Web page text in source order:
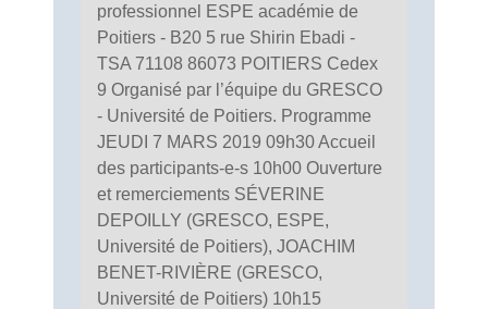
professionnel ESPE académie de
Poitiers - B20 5 rue Shirin Ebadi -
TSA 71108 86073 POITIERS Cedex
9 Organisé par l’équipe du GRESCO
- Université de Poitiers. Programme
JEUDI 7 MARS 2019 09h30 Accueil
des participants-e-s 10h00 Ouverture
et remerciements SÉVERINE
DEPOILLY (GRESCO, ESPE,
Université de Poitiers), JOACHIM
BENET-RIVIÈRE (GRESCO,
Université de Poitiers) 10h15